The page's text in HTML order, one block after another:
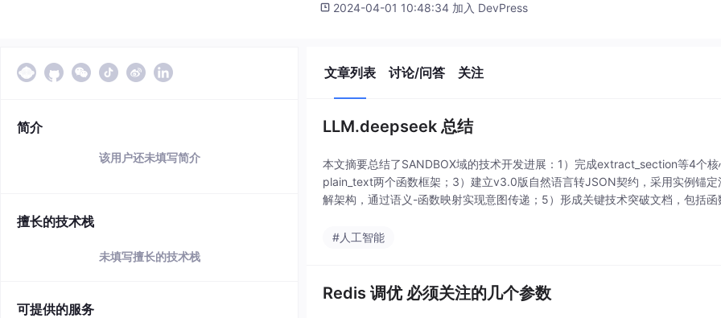
2024-04-01 10:48:34 加入 DevPress
简介
该用户还未填写简介
擅长的技术栈
未填写擅长的技术栈
可提供的服务
文章列表 讨论/问答 关注
LLM.deepseek 总结
本文摘要总结了SANDBOX域的技术开发进展：1）完成extract_section等4个
plain_text两个函数框架；3）建立v3.0版自然语言转JSON契约，采用实例锚
解架构，通过语义-函数映射实现意图传递；5）形成关键技术突破文档，包括
#人工智能
Redis 调优 必须关注的几个参数